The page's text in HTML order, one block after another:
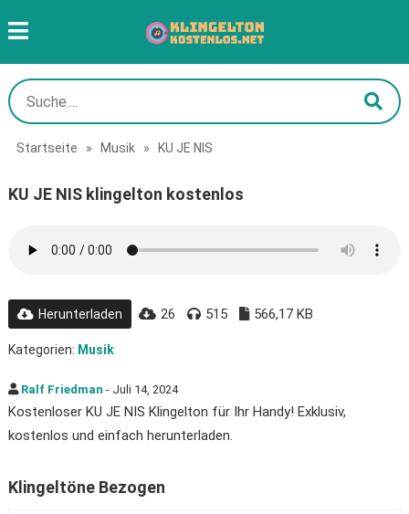
Startseite » Musik » KU JE NIS
KU JE NIS klingelton kostenlos
Herunterladen 26 515 566,17 KB
Kategorien: Musik
Ralf Friedman - Juli 14, 2024
Kostenloser KU JE NIS Klingelton für Ihr Handy! Exklusiv,
kostenlos und einfach herunterladen.
Klingeltöne Bezogen